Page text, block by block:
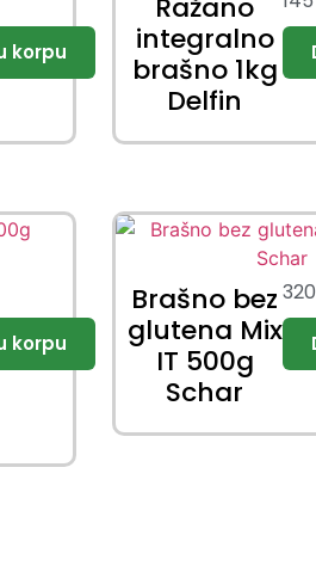
Ražano
integralno
brašno 1kg
Delfin
Brašno bez
glutena Mix
IT 500g
Schar
320